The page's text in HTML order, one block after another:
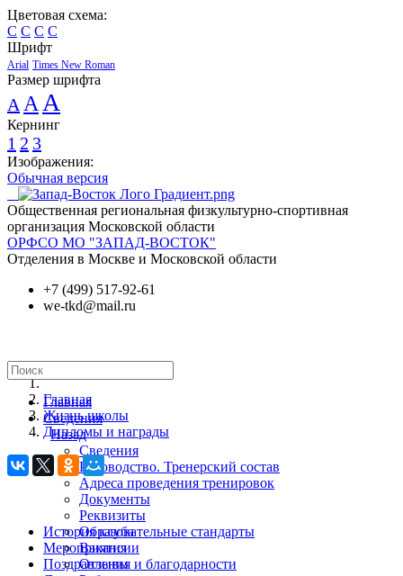
Цветовая схема:
C C C C
Шрифт
Arial Times New Roman
Размер шрифта
A A A
Кернинг
1 2 3
Изображения:
Обычная версия
Общественная региональная физкультурно-спортивная
организация Московской области
ОРФСО МО "ЗАПАД-ВОСТОК"
Отделения в Москве и Московской области
+7 (499) 517-92-61
we-tkd@mail.ru
Главная
Сведения
Назад
Сведения
Руководство. Тренерский состав
Адреса проведения тренировок
Документы
Реквизиты
Образовательные стандарты
Вакансии
Отзывы
Главная
Жизнь школы
Дипломы и награды
История клуба
Мероприятия
Поздравления и благодарности